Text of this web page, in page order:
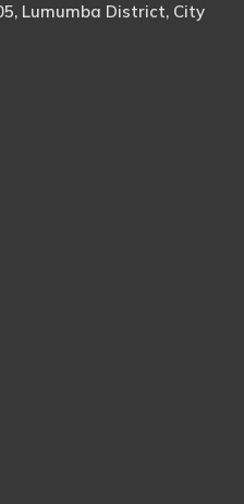
Lumumba District, City